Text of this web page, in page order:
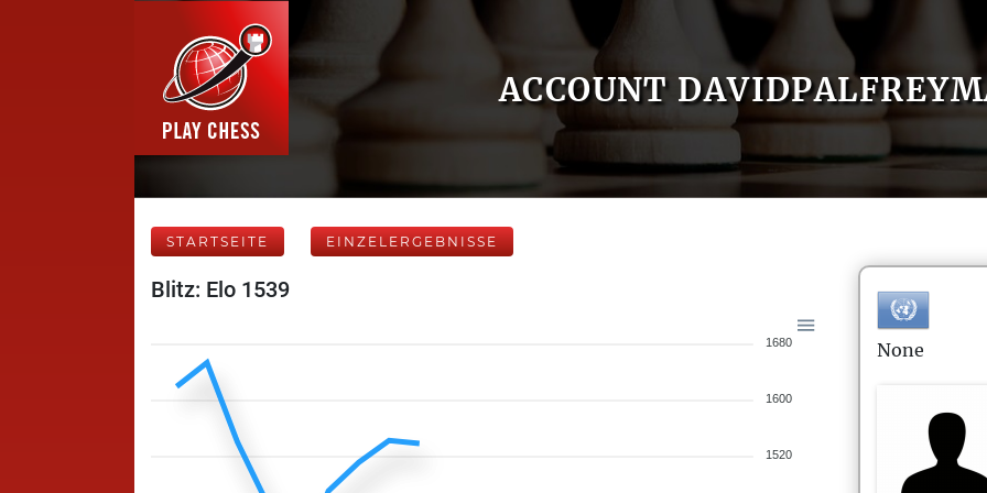
ACCOUNT
STARTSEITE EINZELERGEBNISSE
Blitz: Elo 1539
1680
1600
1520
None